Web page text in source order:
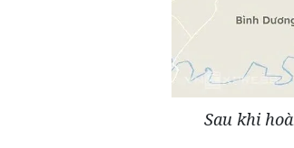
Sau khi